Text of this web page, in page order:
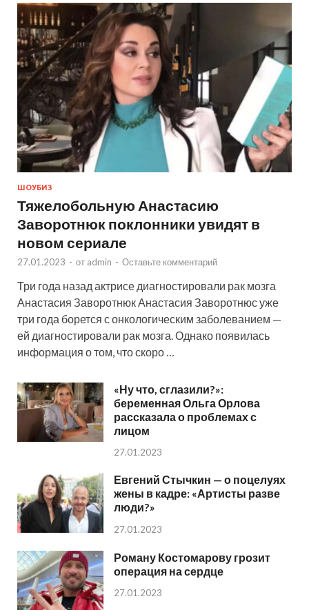
ШОУБИЗ
Тяжелобольную Анастасию
Заворотнюк поклонники увидят в
новом сериале
27.01.2023 - от admin - Оставьте комментарий
Три года назад актрисе диагностировали рак мозга
Анастасия Заворотнюк Анастасия Заворотнюс уже
три года борется с онкологическим заболеванием —
ей диагностировали рак мозга. Однако появилась
информация о том, что скоро …
«Ну что, сглазили?»:
беременная Ольга Орлова
рассказала о проблемах с
лицом
27.01.2023
Евгений Стычкин — о поцелуях
жены в кадре: «Артисты разве
люди?»
27.01.2023
Роману Костомарову грозит
операция на сердце
27.01.2023